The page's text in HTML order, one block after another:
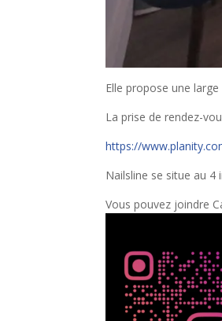
Elle propose une
La prise de rendez-
https://
Nailsline se situe au 4
Vous pouvez joindre